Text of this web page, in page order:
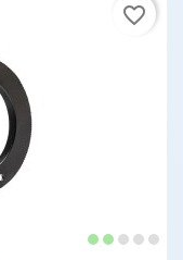
favorite_border